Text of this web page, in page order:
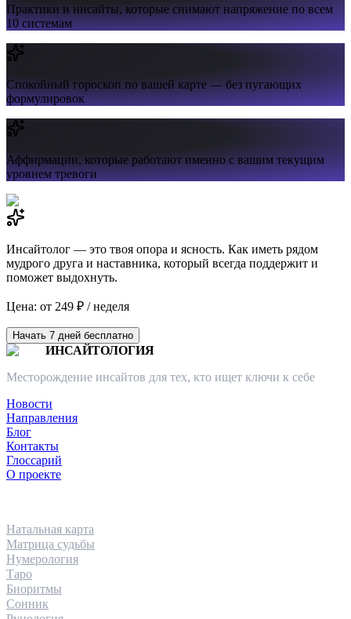
Практики и инсайты,которые снимают напряжение по всем
10 системам
Спокойный гороскоппо вашей карте — без пугающих
формулировок
Аффирмации,которые работают именно с вашим текущим
уровнем тревоги
Инсайтолог — это твоя опора и ясность. Как иметь рядом
мудрого друга и наставника, который всегда поддержит и
поможет выдохнуть.
Цена: от 249 ₽ / неделя
Начать 7 дней бесплатно
ИНСАЙТОЛОГИЯ
Месторождение инсайтов для тех, кто ищет ключи к себе
Новости
Направления
Блог
Контакты
Глоссарий
О проекте
Натальная карта
Матрица судьбы
Нумерология
Таро
Биоритмы
Сонник